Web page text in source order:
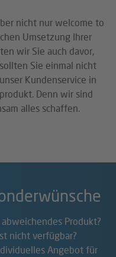
nicht nur welcome to
Umsetzung Ihrer
wir Sie auch davor,
Sie einmal nicht
Kundenservice in
Denn wir sind
alles schaffen.
Produkt?
nicht verfügbar?
Angebot für